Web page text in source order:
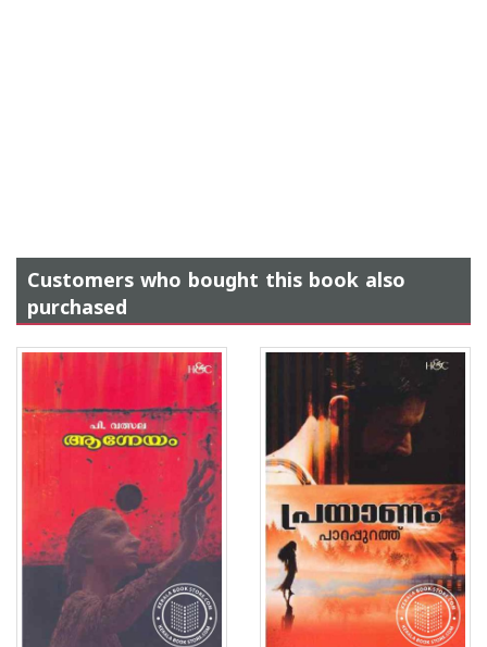
Customers who bought this book also
purchased